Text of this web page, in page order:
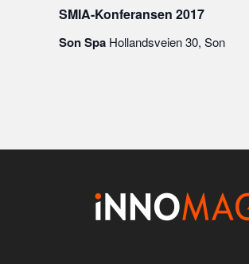
SMIA-Konferansen 2017
Son Spa Hollandsveien 30, Son